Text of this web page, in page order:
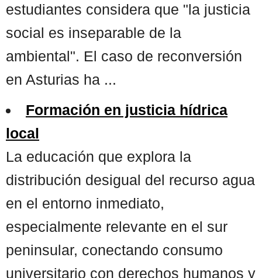
estudiantes considera que "la justicia
social es inseparable de la
ambiental". El caso de reconversión
en Asturias ha ...
Formación en justicia hídrica
local
La educación que explora la
distribución desigual del recurso agua
en el entorno inmediato,
especialmente relevante en el sur
peninsular, conectando consumo
universitario con derechos humanos y